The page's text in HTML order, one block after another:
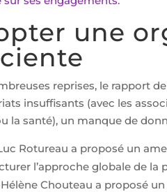
une
reprises, le rapport
insuffisants (avec les
la santé), un manque de
Rotureau a proposé un
l’approche globale de la
Chouteau a proposé